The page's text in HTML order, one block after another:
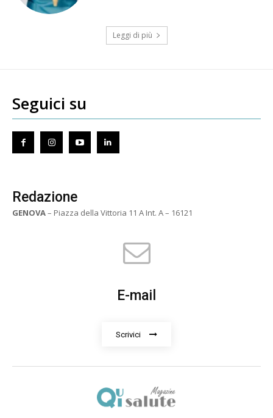
Leggi di più
Seguici su
Redazione
GENOVA– Piazza della Vittoria 11 A Int. A – 16121
E-mail
Scrivici